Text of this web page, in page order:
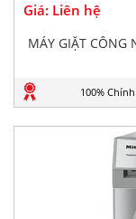
Giá: Liên hệ
MÁY GIẶT CÔNG
100%